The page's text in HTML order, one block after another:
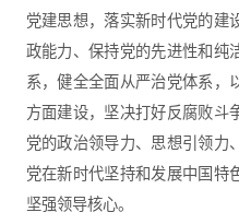
党建思想，落实新时代党的建
政能力、保持党的先进性和纯
系，健全全面从严治党体系，
方面建设，坚决打好反腐败斗
党的政治领导力、思想引领力
党在新时代坚持和发展中国特
坚强领导核心。